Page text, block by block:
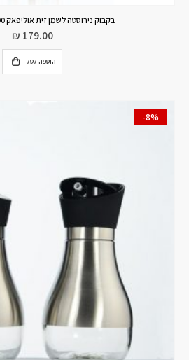
בקבוק נירוסטה לשמן זית אוליפאק 500 מ”ל Olipac
₪ 179.00
הוספה לסל
-8%